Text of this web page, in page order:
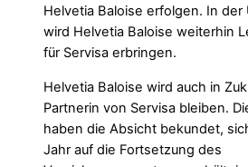
Helvetia Baloise erfolgen. In
wird Helvetia Baloise weiterhin
für Servisa erbringen.
Helvetia Baloise wird auch in
Partnerin von Servisa bleiben.
haben die Absicht bekundet,
Jahr auf die Fortsetzung des